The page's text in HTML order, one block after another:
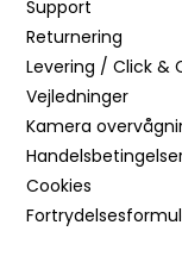
Support
Returnering
Levering / Click &
Vejledninger
Kamera
Cookies